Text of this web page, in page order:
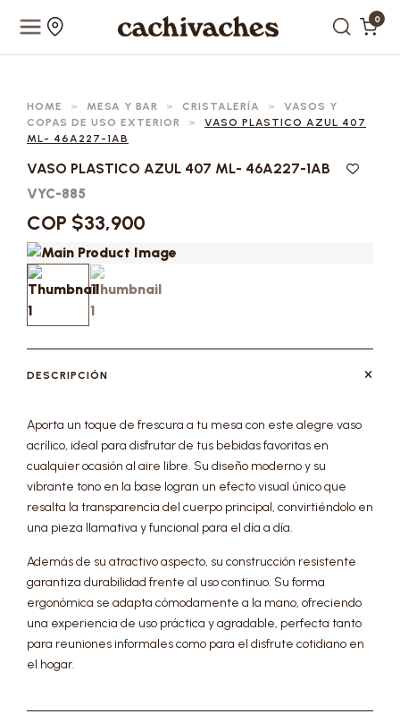
0
HOME > MESA Y BAR > CRISTALERÍA >
VASOS Y
COPAS DE USO EXTERIOR
>
VASO PLASTICO AZUL 407
ML- 46A227-1AB
VASO PLASTICO AZUL 407 ML- 46A227-1AB
VYC-885
COP $33,900
DESCRIPCIÓN
Aporta un toque de frescura a tu mesa con este alegre vaso
acrílico, ideal para disfrutar de tus bebidas favoritas en
cualquier ocasión al aire libre. Su diseño moderno y su
vibrante tono en la base logran un efecto visual único que
resalta la transparencia del cuerpo principal, convirtiéndolo en
una pieza llamativa y funcional para el día a día.
Además de su atractivo aspecto, su construcción resistente
garantiza durabilidad frente al uso continuo. Su forma
ergonómica se adapta cómodamente a la mano, ofreciendo
una experiencia de uso práctica y agradable, perfecta tanto
para reuniones informales como para el disfrute cotidiano en
el hogar.